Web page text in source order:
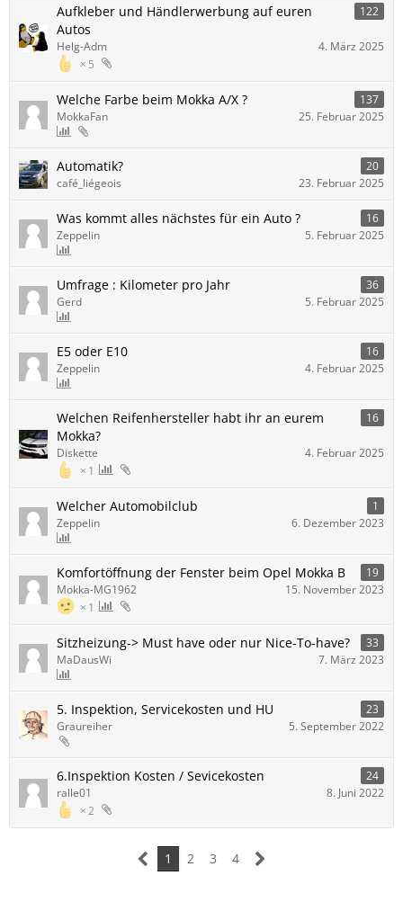
Aufkleber und Händlerwerbung auf euren
Autos
122
5
Helg-Adm 4. März 2025
Welche Farbe beim Mokka A/X ?
137
MokkaFan
25. Februar 2025
Automatik?
20
café_liégeois
23. Februar 2025
Was kommt alles nächstes für ein Auto ?
16
Zeppelin
5. Februar 2025
Umfrage : Kilometer pro Jahr
36
Gerd
5. Februar 2025
E5 oder E10
16
Zeppelin
4. Februar 2025
Welchen Reifenhersteller habt ihr an eurem
Mokka?
16
1
Diskette 4. Februar 2025
Welcher Automobilclub
1
Zeppelin
6. Dezember 2023
Komfortöffnung der Fenster beim Opel Mokka B 19
1
Mokka-MG1962 15. November 2023
Sitzheizung-> Must have oder nur Nice-To-have?
33
MaDausWi
7. März 2023
5. Inspektion, Servicekosten und HU
23
Graureiher
5. September 2022
6.Inspektion Kosten / Sevicekosten 24
2
ralle01 8. Juni 2022
1 2 3 4